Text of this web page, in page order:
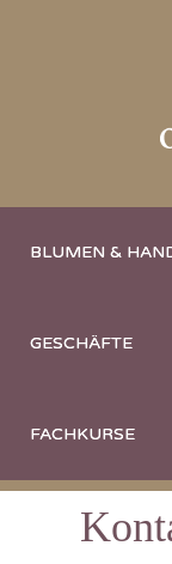
BLUMEN &
GESCHÄFTE
FACHKURSE